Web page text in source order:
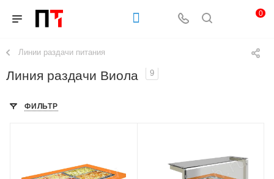
0
Линии раздачи питания
Линия раздачи Виола 9
ФИЛЬТР